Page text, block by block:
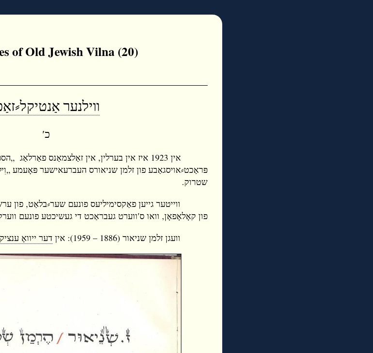
of Old Jewish Vilna (20)
ווילנער
כ′
אין 1923 איז אין בערלין, אין זאַלצמאַנס פאַרלאַג
פּראַכט⸗אויסגאַבע פון זלמן שניאורס העברעאישער פּאָעמע
שטרוק.
ווייטער גייען פאַקסימיליעס פונעם שער⸗בלאַט, פון
פון קאָלאָפאָן, וואו ס′ווערט געבראַכט די געשיכטע פונעם
וועגן זלמן שניאור (1886 – 1959): אין
דער ייוואָ